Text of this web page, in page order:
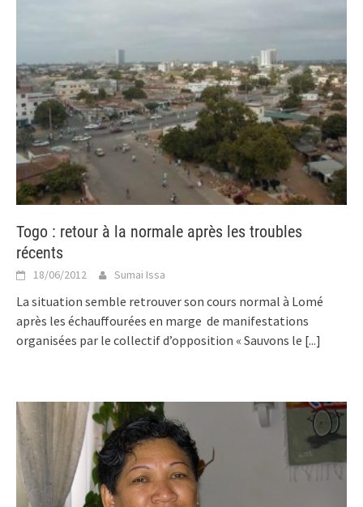
Togo : retour à la normale après les troubles
récents
18/06/2012 Sumai Issa
La situation semble retrouver son cours normal à Lomé
après les échauffourées en marge de manifestations
organisées par le collectif d’opposition « Sauvons le [...]